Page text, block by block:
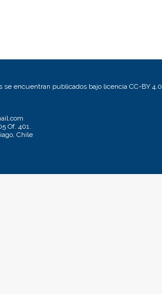
se encuentran publicados bajo licencia CC-BY 4.0
Of. 401.
Chile